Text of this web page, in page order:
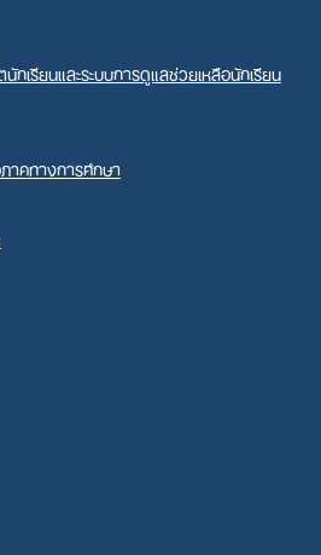
เรียนและระบบการดูแลช่วยเหลือนักเรียน
าคทางการศึกษา